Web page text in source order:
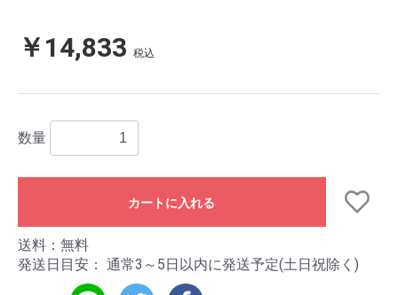
￥14,833 税込
数量
カートに入れる
送料：無料
発送日目安： 通常3～5日以内に発送予定(土日祝除く)